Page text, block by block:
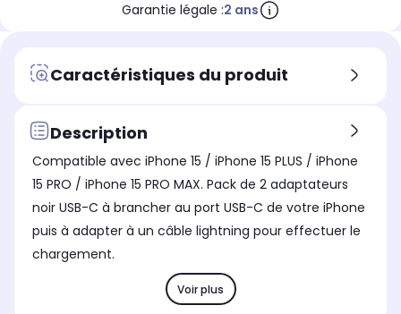
Garantie légale :2 ans
Caractéristiques du produit
Description
Compatible avec iPhone 15 / iPhone 15 PLUS / iPhone
15 PRO / iPhone 15 PRO MAX. Pack de 2 adaptateurs
noir USB-C à brancher au port USB-C de votre iPhone
puis à adapter à un câble lightning pour effectuer le
chargement.
Voir plus